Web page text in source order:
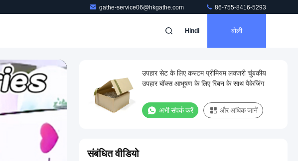
gathe-service06@hkgathe.com 86-755-8416-5293
Hindi बोली
उपहार सेट के लिए कस्टम प्रीमियम लक्जरी चुंबकीय
उपहार बॉक्स आभूषण के लिए रिबन के साथ पैकेजिंग
अभी संपर्क करें और अधिक जानें
संबंधित वीडियो